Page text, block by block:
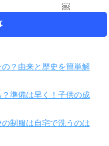
￼
？由来と歴史を簡単解
準備は早く！子供の成
制服は自宅で洗うのは